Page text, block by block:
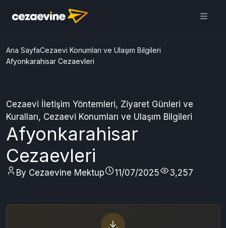
Cezaevine Mektup | Online
Mektup Yazdır ve Cezaevine
uygulamamızı kullanın
Ana Sayfa Cezaevi Konumları ve Ulaşım Bilgileri
Afyonkarahisar Cezaevleri
Cezaevi İletişim Yöntemleri
Kuralları
Cezaevi Konumları ve Ulaşım Bilgileri
Afyonkarahisar
Cezaevleri
By Cezaevine Mektup 11/07/2025